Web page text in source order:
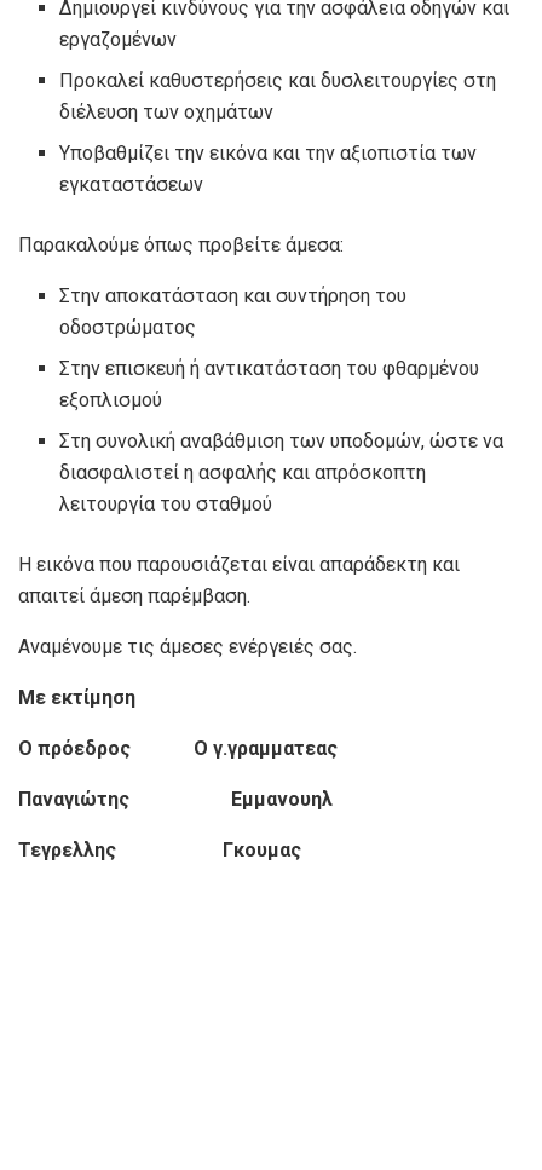
Δημιουργεί κινδύνους για την ασφάλεια οδηγών και
εργαζομένων
Προκαλεί καθυστερήσεις και δυσλειτουργίες στη
διέλευση των οχημάτων
Υποβαθμίζει την εικόνα και την αξιοπιστία των
εγκαταστάσεων
Παρακαλούμε όπως προβείτε άμεσα:
Στην αποκατάσταση και συντήρηση του
οδοστρώματος
Στην επισκευή ή αντικατάσταση του φθαρμένου
εξοπλισμού
Στη συνολική αναβάθμιση των υποδομών, ώστε να
διασφαλιστεί η ασφαλής και απρόσκοπτη
λειτουργία του σταθμού
Η εικόνα που παρουσιάζεται είναι απαράδεκτη και
απαιτεί άμεση παρέμβαση.
Αναμένουμε τις άμεσες ενέργειές σας.
Με εκτίμηση
Ο πρόεδρος Ο γ.γραμματεας
Παναγιώτης Εμμανουηλ
Τεγρελλης Γκουμας